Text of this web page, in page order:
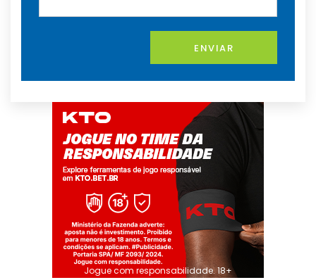
ENVIAR
Jogue com responsabilidade. 18+